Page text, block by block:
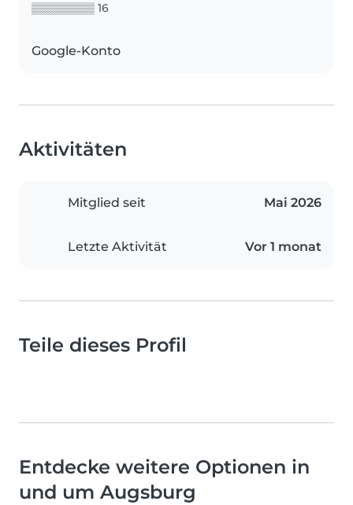
▒▒▒▒▒▒▒▒ 16
Google-Konto
Aktivitäten
Mitglied seit Mai 2026
Letzte Aktivität Vor 1 monat
Teile dieses Profil
Entdecke weitere Optionen in
und um Augsburg